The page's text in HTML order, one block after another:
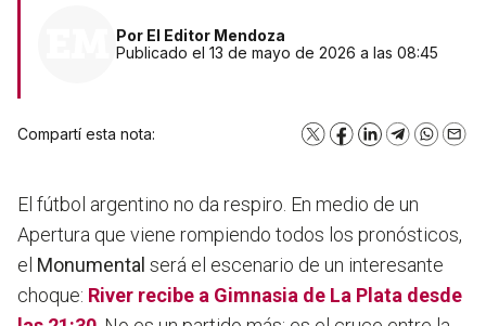
Por El Editor Mendoza
Publicado el 13 de mayo de 2026 a las 08:45
Compartí esta nota: X Facebook
LinkedInTelegram
El fútbol argentino no da respiro. En medio de un
Apertura que viene rompiendo todos los pronósticos,
el Monumental será el escenario de un interesante
choque: River recibe a Gimnasia de La Plata desde